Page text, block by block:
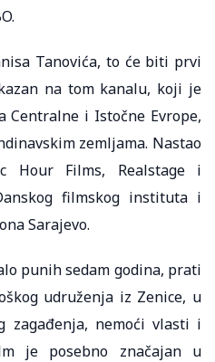
Tanovića, to će biti prvi
na tom kanalu, koji je
Centralne i Istočne Evrope,
zemljama. Nastao
Hour Films, Realstage i
filmskog instituta i
Sarajevo.
punih sedam godina, prati
udruženja iz Zenice, u
zagađenja, nemoći vlasti i
je posebno značajan u